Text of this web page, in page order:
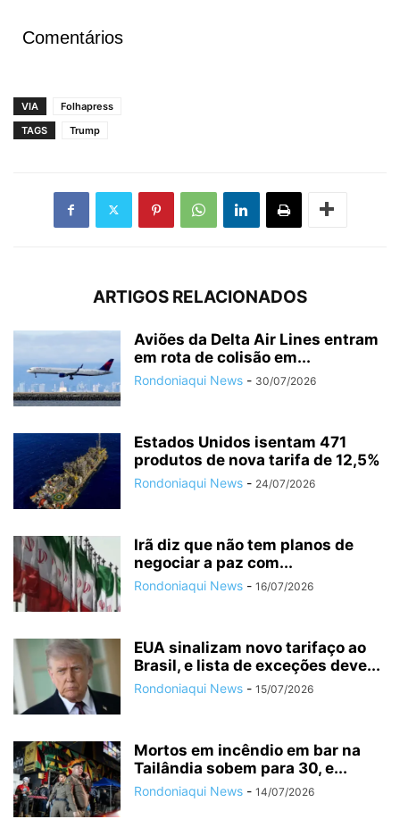
Comentários
VIA
Folhapress
TAGS
Trump
ARTIGOS RELACIONADOS
Aviões da Delta Air Lines entram
em rota de colisão em...
Rondoniaqui News - 30/07/2026
Estados Unidos isentam 471
produtos de nova tarifa de 12,5%
Rondoniaqui News - 24/07/2026
Irã diz que não tem planos de
negociar a paz com...
Rondoniaqui News - 16/07/2026
EUA sinalizam novo tarifaço ao
Brasil, e lista de exceções deve...
Rondoniaqui News - 15/07/2026
Mortos em incêndio em bar na
Tailândia sobem para 30, e...
Rondoniaqui News - 14/07/2026